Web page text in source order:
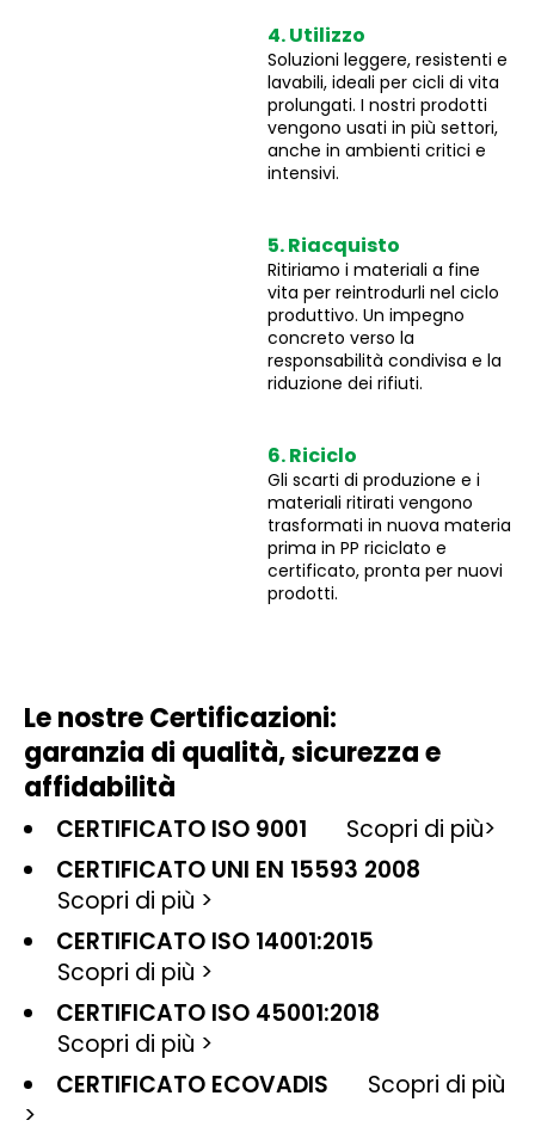
4. Utilizzo
Soluzioni leggere, resistenti e
lavabili, ideali per cicli di vita
prolungati. I nostri prodotti
vengono usati in più settori,
anche in ambienti critici e
intensivi.
5. Riacquisto
Ritiriamo i materiali a fine
vita per reintrodurli nel ciclo
produttivo. Un impegno
concreto verso la
responsabilità condivisa e la
riduzione dei rifiuti.
6. Riciclo
Gli scarti di produzione e i
materiali ritirati vengono
trasformati in nuova materia
prima in PP riciclato e
certificato, pronta per nuovi
prodotti.
Le nostre Certificazioni:
garanzia di qualità, sicurezza e
affidabilità
CERTIFICATO ISO 9001 Scopri di più>
CERTIFICATO UNI EN 15593 2008
Scopri di più >
CERTIFICATO ISO 14001:2015
Scopri di più >
CERTIFICATO ISO 45001:2018
Scopri di più >
CERTIFICATO ECOVADIS
Scopri di più
>